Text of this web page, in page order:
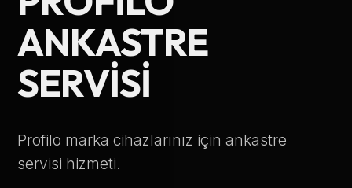
ANKASTRE
SERVISI
Profilo marka cihazlarınız için ankastre
servisi hizmeti.
Telefon Numarası
Hizmet Türü